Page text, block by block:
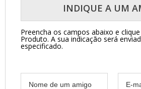
INDIQUE A UM
Preencha os campos abaixo e
Produto. A sua indicação será
especificado.